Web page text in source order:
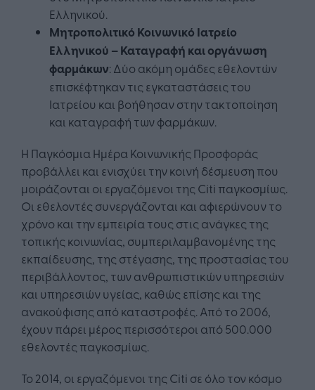
Ελληνικού.
Μητροπολιτικό Κοινωνικό Ιατρείο
Ελληνικού – Καταγραφή και οργάνωση
φαρμάκων: Δύο ακόμη ομάδες εθελοντών
επισκέφτηκαν τις εγκαταστάσεις του
Ιατρείου και βοήθησαν στην τακτοποίηση
και καταγραφή των φαρμάκων.
Η Παγκόσμια Ημέρα Κοινωνικής Προσφοράς
προβάλλει και ενισχύει την κοινή δέσμευση που
μοιράζονται οι εργαζόμενοι της Citi παγκοσμίως.
Οι εθελοντές συνεργάζονται και αφιερώνουν το
χρόνο και την εμπειρία τους στις ανάγκες της
τοπικής κοινωνίας, συμπεριλαμβανομένης της
εκπαίδευσης, της στέγασης, της προστασίας του
περιβάλλοντος, των ανθρωπιστικών υπηρεσιών
και υπηρεσιών υγείας, καθώς επίσης και της
ανακούφισης από καταστροφές. Από το 2006,
έχουν πάρει μέρος περισσότεροι από 500.000
εθελοντές παγκοσμίως.
Το 2014, οι εργαζόμενοι της Citi σε όλο τον κόσμο